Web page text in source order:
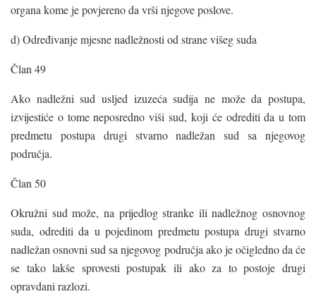
organa kome je povjereno da vrši njegove poslove.
d) Određivanje mjesne nadležnosti od strane višeg suda
Član 49
Ako nadležni sud usljed izuzeća sudija ne može da postupa,
izvijestiće o tome neposredno viši sud, koji će odrediti da u tom
predmetu postupa drugi stvarno nadležan sud sa njegovog
područja.
Član 50
Okružni sud može, na prijedlog stranke ili nadležnog osnovnog
suda, odrediti da u pojedinom predmetu postupa drugi stvarno
nadležan osnovni sud sa njegovog područja ako je očigledno da će
se tako lakše sprovesti postupak ili ako za to postoje drugi
opravdani razlozi.